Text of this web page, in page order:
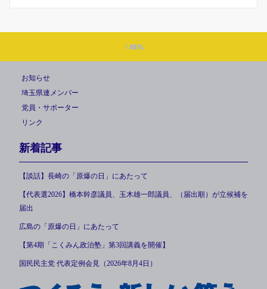
お知らせ
埼玉県連メンバー
党員・サポーター
リンク
新着記事
【談話】長崎の「原爆の日」にあたって
【代表選2026】橋本幹彦議員、玉木雄一郎議員、（届出順）が立候補を
届出
広島の「原爆の日」にあたって
【第4期「こくみん政治塾」第3回講義を開催】
国民民主党 代表定例会見（2026年8月4日）